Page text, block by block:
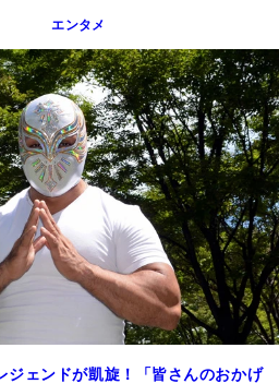
エンタメ
ジェンドが凱旋！「皆さんのおかげ